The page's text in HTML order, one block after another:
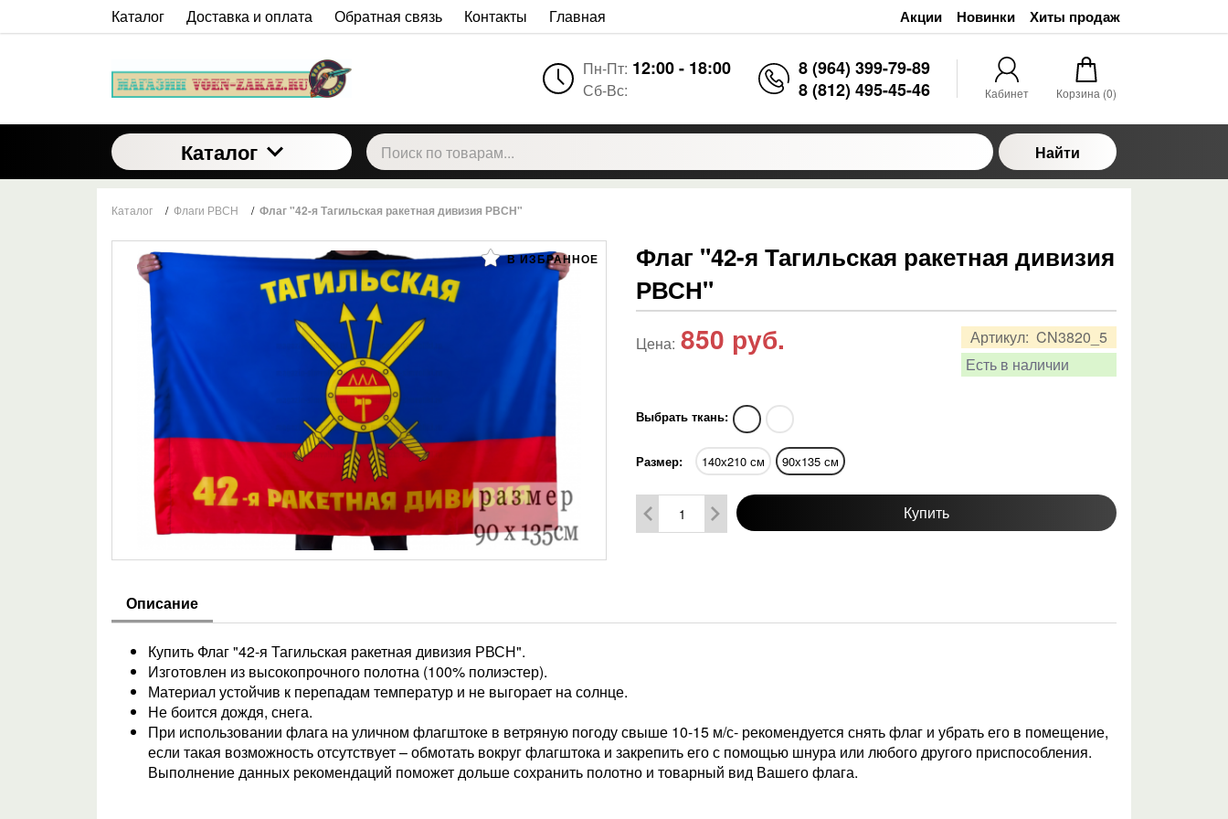
Каталог Доставка и оплата Обратная связь Контакты Главная Акции Новинки Хиты продаж
Пн-Пт: 12:00 - 18:00
Сб-Вс:
8 (964) 399-79-89
8 (812) 495-45-46
Кабинет Корзина (0)
Каталог Найти
Каталог / Флаги РВСН / Флаг "42-я Тагильская ракетная дивизия РВСН"
В ИЗБРАННОЕ
Флаг "42-я Тагильская ракетная дивизия
РВСН"
Артикул: CN3820_5
Есть в наличии
Цена: 850 руб.
Выбрать ткань:
Размер: 140х210 см 90х135 см
Купить
Описание
Купить Флаг "42-я Тагильская ракетная дивизия РВСН".
Изготовлен из высокопрочного полотна (100% полиэстер).
Материал устойчив к перепадам температур и не выгорает на солнце.
Не боится дождя, снега.
При использовании флага на уличном флагштоке в ветряную погоду свыше 10-15 м/с- рекомендуется снять флаг и убрать его в помещение,
если такая возможность отсутствует – обмотать вокруг флагштока и закрепить его с помощью шнура или любого другого приспособления.
Выполнение данных рекомендаций поможет дольше сохранить полотно и товарный вид Вашего флага.